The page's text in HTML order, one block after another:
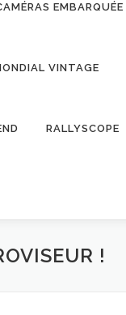
EMBARQUÉE
VINTAGE
RALLYSCOPE
!